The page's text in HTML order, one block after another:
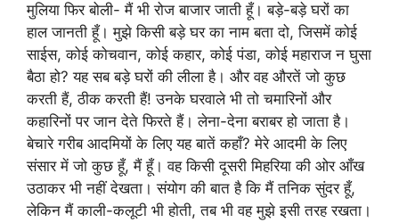
मुलिया फिर बोली- मैं भी रोज बाजार जाती हूँ। बड़े-बड़े घरों का
हाल जानती हूँ। मुझे किसी बड़े घर का नाम बता दो, जिसमें कोई
साईस, कोई कोचवान, कोई कहार, कोई पंडा, कोई महाराज न घुसा
बैठा हो? यह सब बड़े घरों की लीला है। और वह औरतें जो कुछ
करती हैं, ठीक करती हैं! उनके घरवाले भी तो चमारिनों और
कहारिनों पर जान देते फिरते हैं। लेना-देना बराबर हो जाता है।
बेचारे गरीब आदमियों के लिए यह बातें कहाँ? मेरे आदमी के लिए
संसार में जो कुछ हूँ, मैं हूँ। वह किसी दूसरी मिहरिया की ओर आँख
उठाकर भी नहीं देखता। संयोग की बात है कि मैं तनिक सुंदर हूँ,
लेकिन मैं काली-कलूटी भी होती, तब भी वह मुझे इसी तरह रखता।